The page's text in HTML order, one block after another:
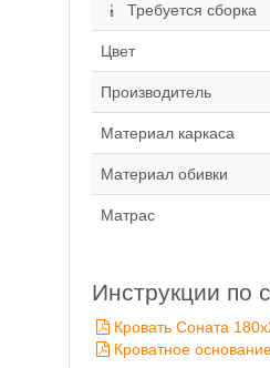
Требуется сборка
Цвет
Производитель
Материал каркаса
Материал обивки
Матрас
Инструкции по
Кровать Соната
Кроватное